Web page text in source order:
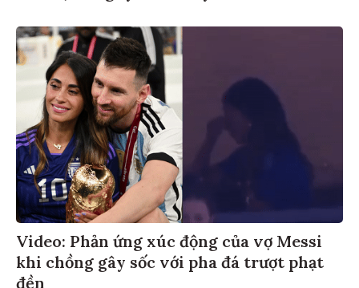
Video: Phản ứng xúc động của vợ Messi
khi chồng gây sốc với pha đá trượt phạt
đền